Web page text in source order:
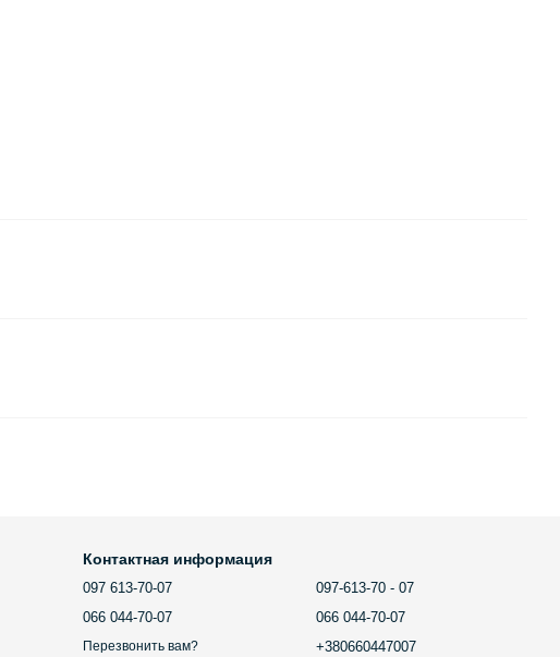
Контактная информация
097 613-70-07
066 044-70-07
Перезвонить вам?
097-613-70 - 07
066 044-70-07
+380660447007